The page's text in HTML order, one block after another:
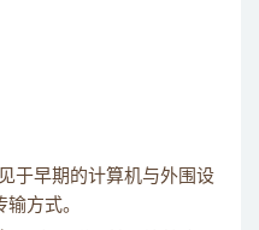
于早期的计算机与外围设
方式。